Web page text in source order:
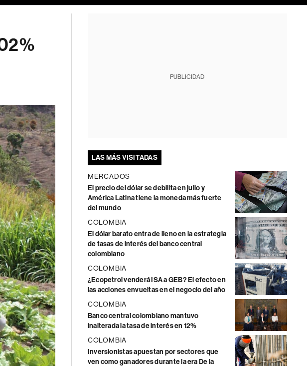
PUBLICIDAD
LAS MÁS VISITADAS
MERCADOS
El precio del dólar se debilita en julio y
América Latina tiene la moneda más fuerte
del mundo
COLOMBIA
El dólar barato entra de lleno en la estrategia
de tasas de interés del banco central
colombiano
COLOMBIA
¿Ecopetrol venderá ISA a GEB? El efecto en
las acciones envueltas en el negocio del año
COLOMBIA
Banco central colombiano mantuvo
inalterada la tasa de interés en 12%
COLOMBIA
Inversionistas apuestan por sectores que
ven como ganadores durante la era De la